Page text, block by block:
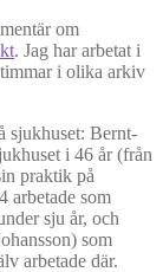
om
. Jag har arbetat i
timmar i olika arkiv
sjukhuset: Bernt-
i 46 år (från
praktik på
arbetade som
sju år, och
som
arbetade där.